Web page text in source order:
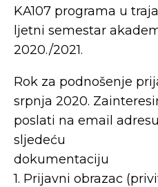
KA107 programa u
ljetni semestar
2020./2021.
Rok za podnošenje
srpnja 2020.
poslati na email
sljedeću
dokumentaciju
1. Prijavni obrazac